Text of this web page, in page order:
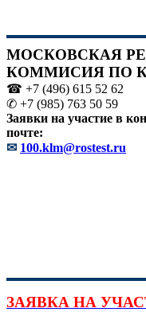
МОСКОВСКАЯ
КОММИСИЯ ПО
☎ +7 (496) 615 52 62
✆ +7 (985) 763 50 59
Заявки на участие в
почте:
✉ 100.klm@rostest.ru
ЗАЯВКА НА